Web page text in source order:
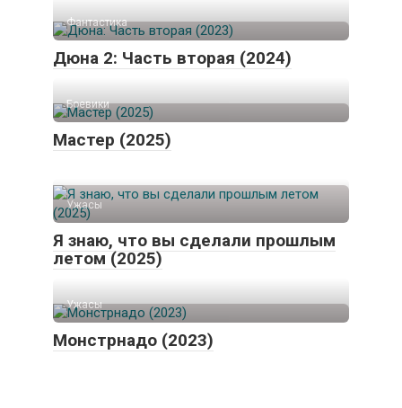
Фантастика
Дюна 2: Часть вторая (2024)
Боевики
Мастер (2025)
Ужасы
Я знаю, что вы сделали прошлым
летом (2025)
Ужасы
Монстрнадо (2023)